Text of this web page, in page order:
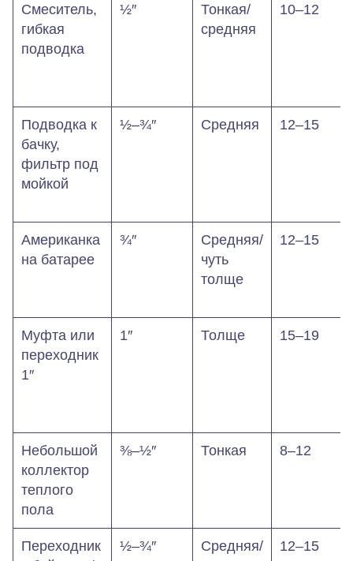
Смеситель,
гибкая
подводка
½″
Тонкая/
средняя
10–12
Подводка к
бачку,
фильтр под
мойкой
½–¾″ Средняя 12–15
Американка
на батарее
¾″
Средняя/
чуть
толще
12–15
Муфта или
переходник
1″
1″ Толще 15–19
Небольшой
коллектор
теплого
пола
⅜–½″ Тонкая 8–12
Переходник
½–¾″
Средняя/
12–15